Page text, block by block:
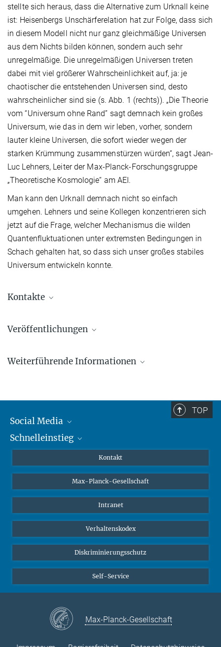
stellte sich heraus, dass die Alternative zum Urknall keine
ist: Heisenbergs Unschärferelation hat zur Folge, dass sich
in diesem Modell nicht nur ganz gleichmäßige Universen
aus dem Nichts bilden können, sondern auch sehr
unregelmäßige. Die unregelmäßigen Universen treten
dabei mit viel größerer Wahrscheinlichkeit auf, ja: je
chaotischer die entstehenden Universen sind, desto
wahrscheinlicher sind sie (s. Abb. 1 (rechts)). „Die Theorie
vom “Universum ohne Rand” sagt demnach kein großes
Universum, wie das in dem wir leben, vorher, sondern
lauter kleine Universen, die sofort wieder wegen der
starken Krümmung zusammenstürzen würden“, sagt Jean-
Luc Lehners, Leiter der Max-Planck-Forschungsgruppe
„Theoretische Kosmologie“ am AEI.
Man kann den Urknall demnach nicht so einfach
umgehen. Lehners und seine Kollegen konzentrieren sich
jetzt auf die Frage, welcher Mechanismus die wilden
Quantenfluktuationen unter extremsten Bedingungen in
Schach gehalten hat, so dass sich unser großes stabiles
Universum entwickeln konnte.
Kontakte
Forschungskoordinatorin, Pressereferentin AEI
elke.mueller@...
Veröffentlichungen
Lorentzian Quantum Cosmology
No smooth beginning for spacetime
Source
Weiterführende Informationen
Artikel von J.-L. Lehners in Newsweek am 19. Juni 2017
Presseinformation des Perimeter-Instituts
TOP
Social Media
Mastodon
Schnelleinstieg
Studierende
Schüler*innen
Öffentlichkeit
Alumnae | Alumni
Kontakt
Max-Planck-Gesellschaft
Intranet
Verhaltenskodex
Diskriminierungsschutz
Self-Service
Max-Planck-Gesellschaft